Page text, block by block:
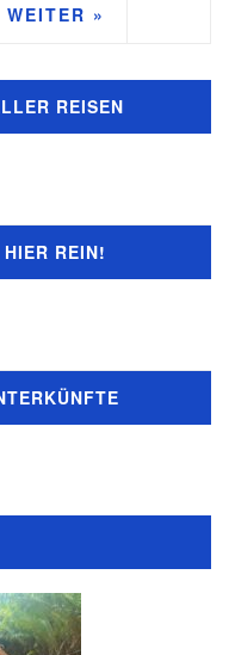
WEITER »
REISEN
REIN!